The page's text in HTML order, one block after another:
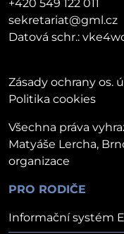
+420 549 122 011
sekretariat@gml.cz
Datová schr.:
PRO RODIČE
Informační systém
Zásady ochrany os.
Politika cookies
Všechna práva
Matyáše Lercha,
organizace